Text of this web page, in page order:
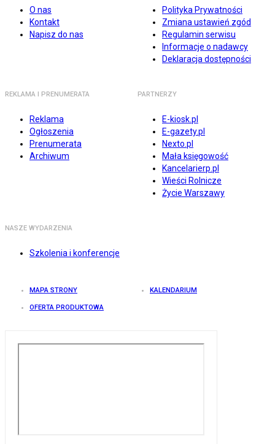
O nas
Kontakt
Napisz do nas
Polityka Prywatności
Zmiana ustawień zgód
Regulamin serwisu
Informacje o nadawcy
Deklaracja dostępności
REKLAMA I PRENUMERATA
Reklama
Ogłoszenia
Prenumerata
Archiwum
PARTNERZY
E-kiosk.pl
E-gazety.pl
Nexto.pl
Mała księgowość
Kancelarierp.pl
Wieści Rolnicze
Życie Warszawy
NASZE WYDARZENIA
Szkolenia i konferencje
MAPA STRONY KALENDARIUM
OFERTA PRODUKTOWA